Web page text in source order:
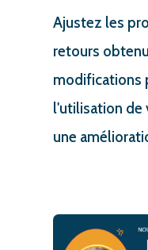
Ajustez les
retours
modifications
l'utilisation de
une